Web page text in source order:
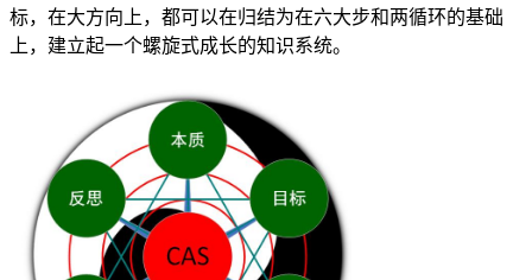
标，在大方向上，都可以在归结为在六大步和两循环的基础
上，建立起一个螺旋式成长的知识系统。